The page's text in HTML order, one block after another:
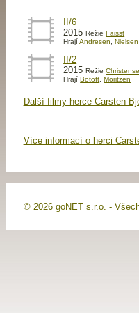
II/6
2015Režie Faisst
HrajíAndresen, Nielsen
II/2
2015Režie
HrajíBotoft ,Moritzen
Další filmy herce Carsten
Více informací o herci
© 2026 goNET s.r.o. -